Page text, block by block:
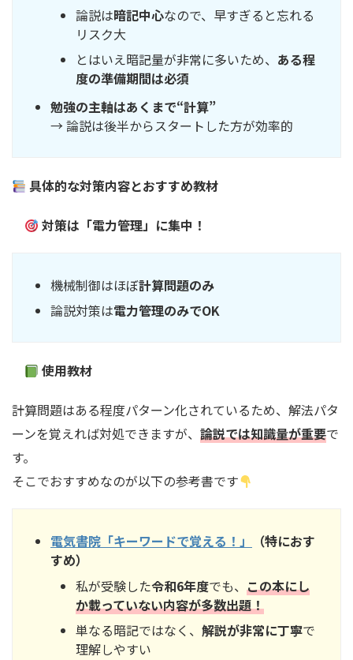
論説は暗記中心なので、早すぎると忘れる
リスク大
とはいえ暗記量が非常に多いため、 ある程
度の準備期間は必須
勉強の主軸はあくまで“計算”
→ 論説は後半からスタートした方が効率的
具体的な対策内容とおすすめ教材
対策は「電力管理」に集中！
機械制御はほぼ計算問題のみ
論説対策は電力管理のみでOK
使用教材
計算問題はある程度パターン化されているため、解法パタ
ーンを覚えれば対処できますが、 論説では知識量が重要で
す。
そこでおすすめなのが以下の参考書です
電気書院「キーワードで覚える！」
（特におす
すめ）
私が受験した令和6年度でも、 この本にし
か載っていない内容が多数出題！
単なる暗記ではなく、 解説が非常に丁寧で
理解しやすい